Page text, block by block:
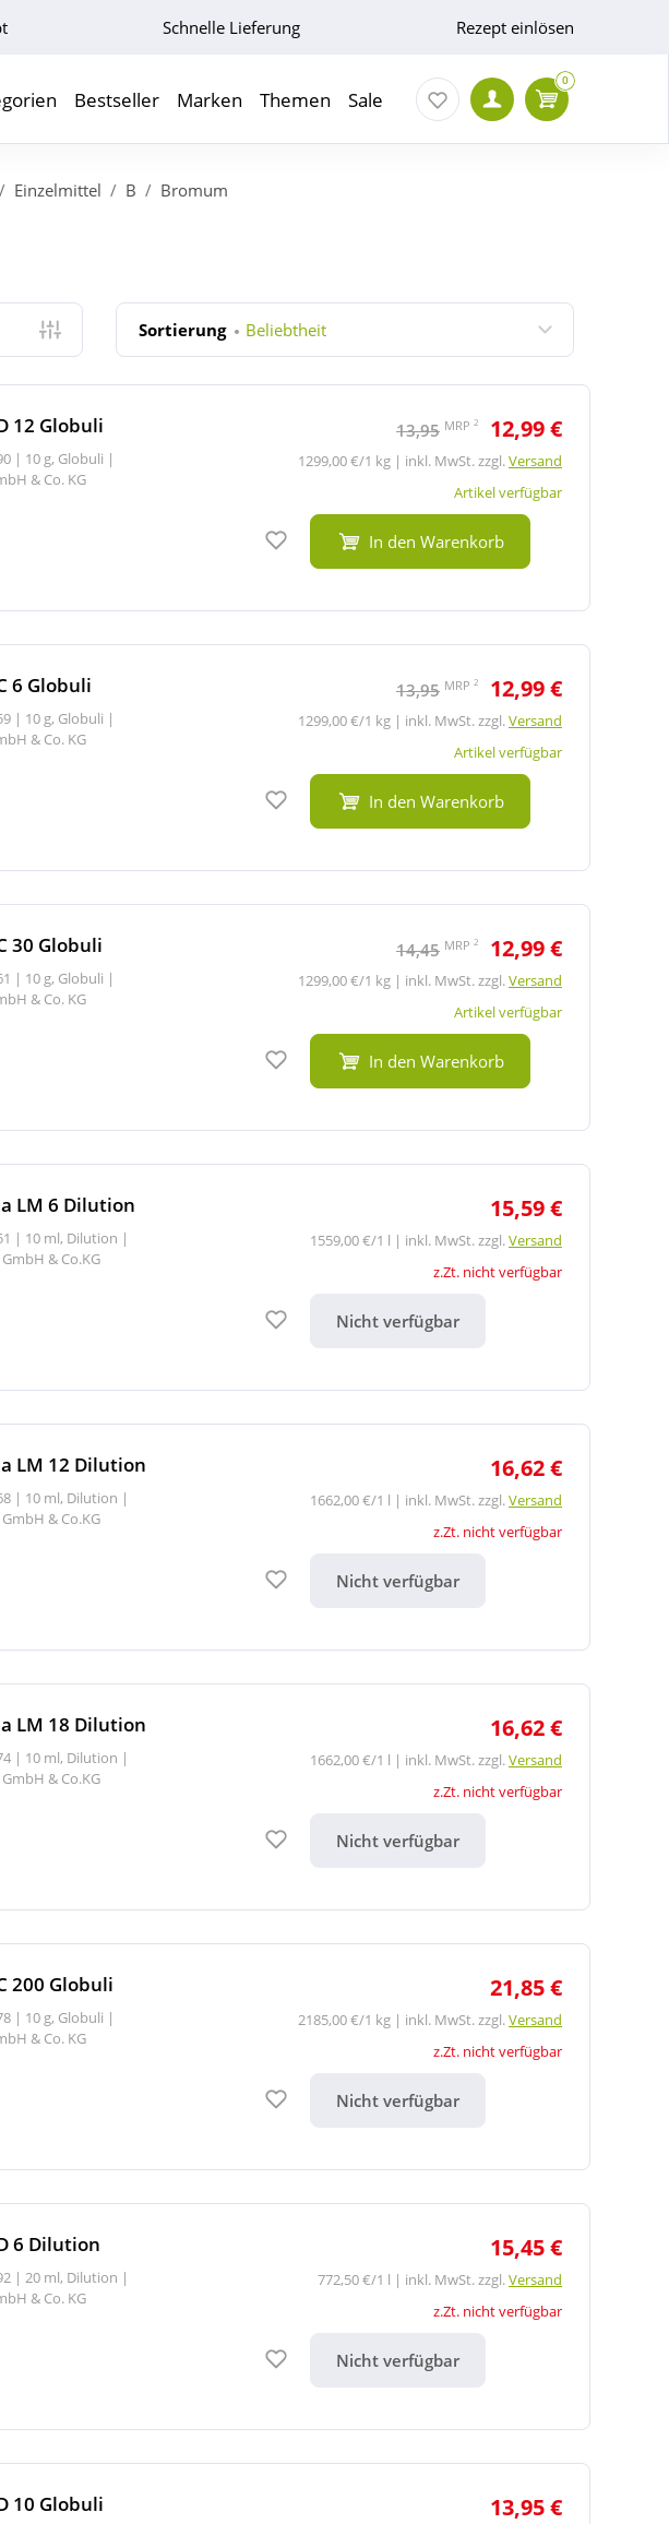
Schnelle Lieferung Rezept einlösen
Bestseller Marken Themen Sale
0
Einzelmittel B Bromum
Sortierung Beliebtheit
12 Globuli
| 10 g, Globuli |
& Co. KG
13,95 MRP 2 12,99 €
1299,00 €/1 kg | inkl. MwSt. zzgl.Versand
Artikel verfügbar
Auf den Merkzettel
In den Warenkorb
6 Globuli
| 10 g, Globuli |
& Co. KG
13,95 MRP 2 12,99 €
1299,00 €/1 kg | inkl. MwSt. zzgl.Versand
Artikel verfügbar
Auf den Merkzettel
In den Warenkorb
30 Globuli
| 10 g, Globuli |
& Co. KG
14,45 MRP 2 12,99 €
1299,00 €/1 kg | inkl. MwSt. zzgl.Versand
Artikel verfügbar
Auf den Merkzettel
In den Warenkorb
LM 6 Dilution
| 10 ml, Dilution |
& Co.KG
15,59 €
1559,00 €/1 l | inkl. MwSt. zzgl.Versand
z.Zt. nicht verfügbar
Auf den Merkzettel
Nicht verfügbar
LM 12 Dilution
| 10 ml, Dilution |
& Co.KG
16,62 €
1662,00 €/1 l | inkl. MwSt. zzgl.Versand
z.Zt. nicht verfügbar
Auf den Merkzettel
Nicht verfügbar
LM 18 Dilution
| 10 ml, Dilution |
& Co.KG
16,62 €
1662,00 €/1 l | inkl. MwSt. zzgl.Versand
z.Zt. nicht verfügbar
Auf den Merkzettel
Nicht verfügbar
200 Globuli
| 10 g, Globuli |
& Co. KG
21,85 €
2185,00 €/1 kg | inkl. MwSt. zzgl.Versand
z.Zt. nicht verfügbar
Auf den Merkzettel
Nicht verfügbar
6 Dilution
| 20 ml, Dilution |
& Co. KG
15,45 €
772,50 €/1 l | inkl. MwSt. zzgl.Versand
z.Zt. nicht verfügbar
Auf den Merkzettel
Nicht verfügbar
10 Globuli 13,95 €